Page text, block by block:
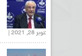
أكتوبر 28, 2021 |